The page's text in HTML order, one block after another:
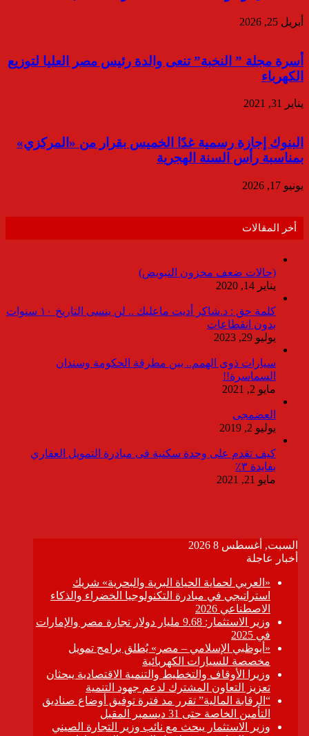
أبريل 25, 2026
أسرة مجلة ” النخبة” تنعى والدة رئيس مصر العليا لتوزيع
الكهرباء
يناير 31, 2021
البنوك إجازة رسمية غدًا الخميس بقرار من «المركزي»
بمناسبة رأس السنة الهجرية
يونيو 17, 2026
أخر المقالات
(حالات ضعف مخزون التبويض)
يناير 14, 2020
كلمة حق : د.شاكر أديت ماعليك .. لن ينسى التاريخ ١٠ سنوات
بدون انقطاعات
يوليو 29, 2023
سيارات ذوى الهمم.. بين مطرقة الحكومة وسندان
السماسرة!!
مايو 2, 2021
العضمجى
يوليو 2, 2019
كيف تقدم على وحدة سكنية فى مبادرة التمويل العقاري
بفايدة ٣٪
مايو 21, 2021